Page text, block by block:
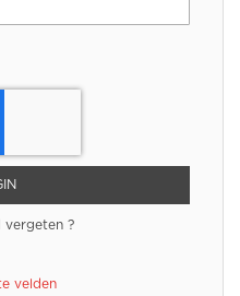
vergeten ?